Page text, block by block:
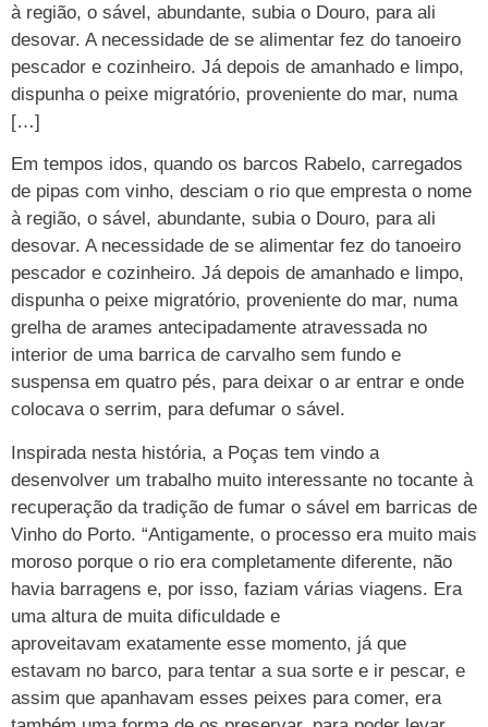
à região, o sável, abundante, subia o Douro, para ali
desovar. A necessidade de se alimentar fez do tanoeiro
pescador e cozinheiro. Já depois de amanhado e limpo,
dispunha o peixe migratório, proveniente do mar, numa
[…]
Em tempos idos, quando os barcos Rabelo, carregados
de pipas com vinho, desciam o rio que empresta o nome
à região, o sável, abundante, subia o Douro, para ali
desovar. A necessidade de se alimentar fez do tanoeiro
pescador e cozinheiro. Já depois de amanhado e limpo,
dispunha o peixe migratório, proveniente do mar, numa
grelha de arames antecipadamente atravessada no
interior de uma barrica de carvalho sem fundo e
suspensa em quatro pés, para deixar o ar entrar e onde
colocava o serrim, para defumar o sável.
Inspirada nesta história, a Poças tem vindo a
desenvolver um trabalho muito interessante no tocante à
recuperação da tradição de fumar o sável em barricas de
Vinho do Porto. “Antigamente, o processo era muito mais
moroso porque o rio era completamente diferente, não
havia barragens e, por isso, faziam várias viagens. Era
uma altura de muita dificuldade e
aproveitavam exatamente esse momento, já que
estavam no barco, para tentar a sua sorte e ir pescar, e
assim que apanhavam esses peixes para comer, era